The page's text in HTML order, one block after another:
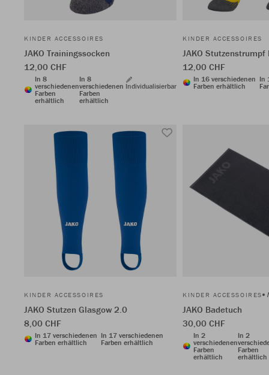
KINDER ACCESSOIRES
JAKO Trainingssocken
12,00 CHF
In 8
verschiedenen
Farben
erhältlich
In 8
verschiedenen
Farben
erhältlich
Individualisierbar
KINDER ACCESSOIRES
JAKO Stutzenstrumpf
12,00 CHF
In 16 verschiedenen
Farben erhältlich
In
KINDER ACCESSOIRES
JAKO Stutzen Glasgow 2.0
8,00 CHF
In 17 verschiedenen
Farben erhältlich
In 17 verschiedenen
Farben erhältlich
KINDER ACCESSOIRES
JAKO Badetuch
30,00 CHF
In 2
verschiedenen
Farben
erhältlich
In 2
Farben
erhältlich